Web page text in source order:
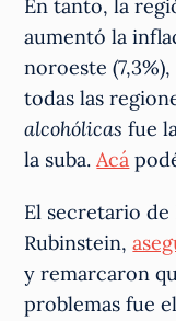
En tanto, la
aumentó la
noroeste (7,3%),
todas las
alcohólicas fue
la suba.Acá
El secretario
Rubinstein,
y remarcaron
problemas fue